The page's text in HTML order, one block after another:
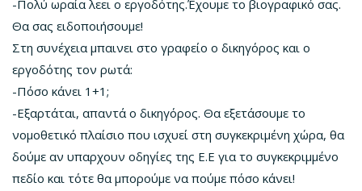
-Πολύ ωραία λεει ο εργοδότης.Έχουμε το βιογραφικό σας.
Θα σας ειδοποιήσουμε!
Στη συνέχεια μπαινει στο γραφείο ο δικηγόρος και ο
εργοδότης τον ρωτά:
-Πόσο κάνει 1+1;
-Εξαρτάται, απαντά ο δικηγόρος. Θα εξετάσουμε το
νομοθετικό πλαίσιο που ισχυεί στη συγκεκριμένη χώρα, θα
δούμε αν υπαρχουν οδηγίες της Ε.Ε για το συγκεκριμμένο
πεδίο και τότε θα μπορούμε να πούμε πόσο κάνει!